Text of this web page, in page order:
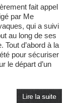
fait appel
par Me
qui a suivi
au long de ses
Tout d’abord à la
pour sécuriser
le départ d’un